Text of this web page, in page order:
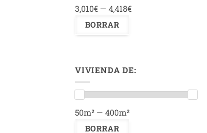
3,010€ — 4,418€
VIVIENDA DE:
50m² — 400m²